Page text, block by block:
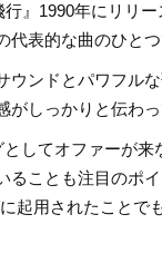
』1990年にリリ
代表的な曲のひとつ
ウンドとパワフル
がしっかりと伝わっ
してオファーが来
ることも注目のポ
起用されたことで